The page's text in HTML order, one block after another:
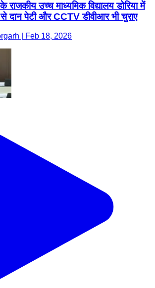
के राजकीय उच्च माध्यमिक विद्यालय डोरिया में
दान पेटी और CCTV डीवीआर भी चुराए
| Feb 18, 2026